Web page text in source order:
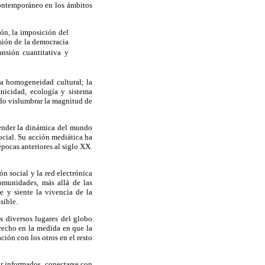
en los ámbitos
la imposición del
de la democracia
cuantitativa y
homogeneidad cultural; la
ecología y sistema
vislumbrar la magnitud de
la dinámica del mundo
Su acción mediática ha
anteriores al siglo XX.
social y la red electrónica
más allá de las
y siente la vivencia de la
diversos lugares del globo
en la medida en que la
con los otros en el resto